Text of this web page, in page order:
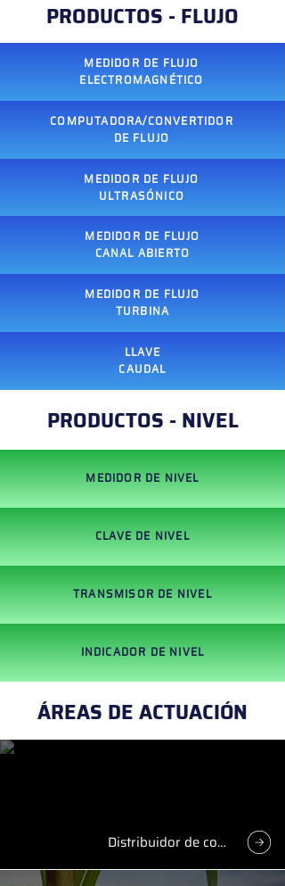
PRODUCTOS - FLUJO
MEDIDOR DE FLUJO
ELECTROMAGNÉTICO
COMPUTADORA/CONVERTIDOR
DE FLUJO
MEDIDOR DE FLUJO
ULTRASÓNICO
MEDIDOR DE FLUJO
CANAL ABIERTO
MEDIDOR DE FLUJO
TURBINA
LLAVE
CAUDAL
PRODUCTOS - NIVEL
MEDIDOR DE NIVEL
CLAVE DE NIVEL
TRANSMISOR DE NIVEL
INDICADOR DE NIVEL
ÁREAS DE ACTUACIÓN
Distribuidor de combustible